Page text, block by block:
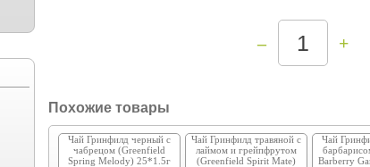
– +
Похожие товары
Чай Гринфилд черный с
чабрецом (Greenfield
Spring Melody) 25*1.5г
Чай Гринфилд травяной с
лаймом и грейпфрутом
(Greenfield Spirit Mate)
Чай
Barberry